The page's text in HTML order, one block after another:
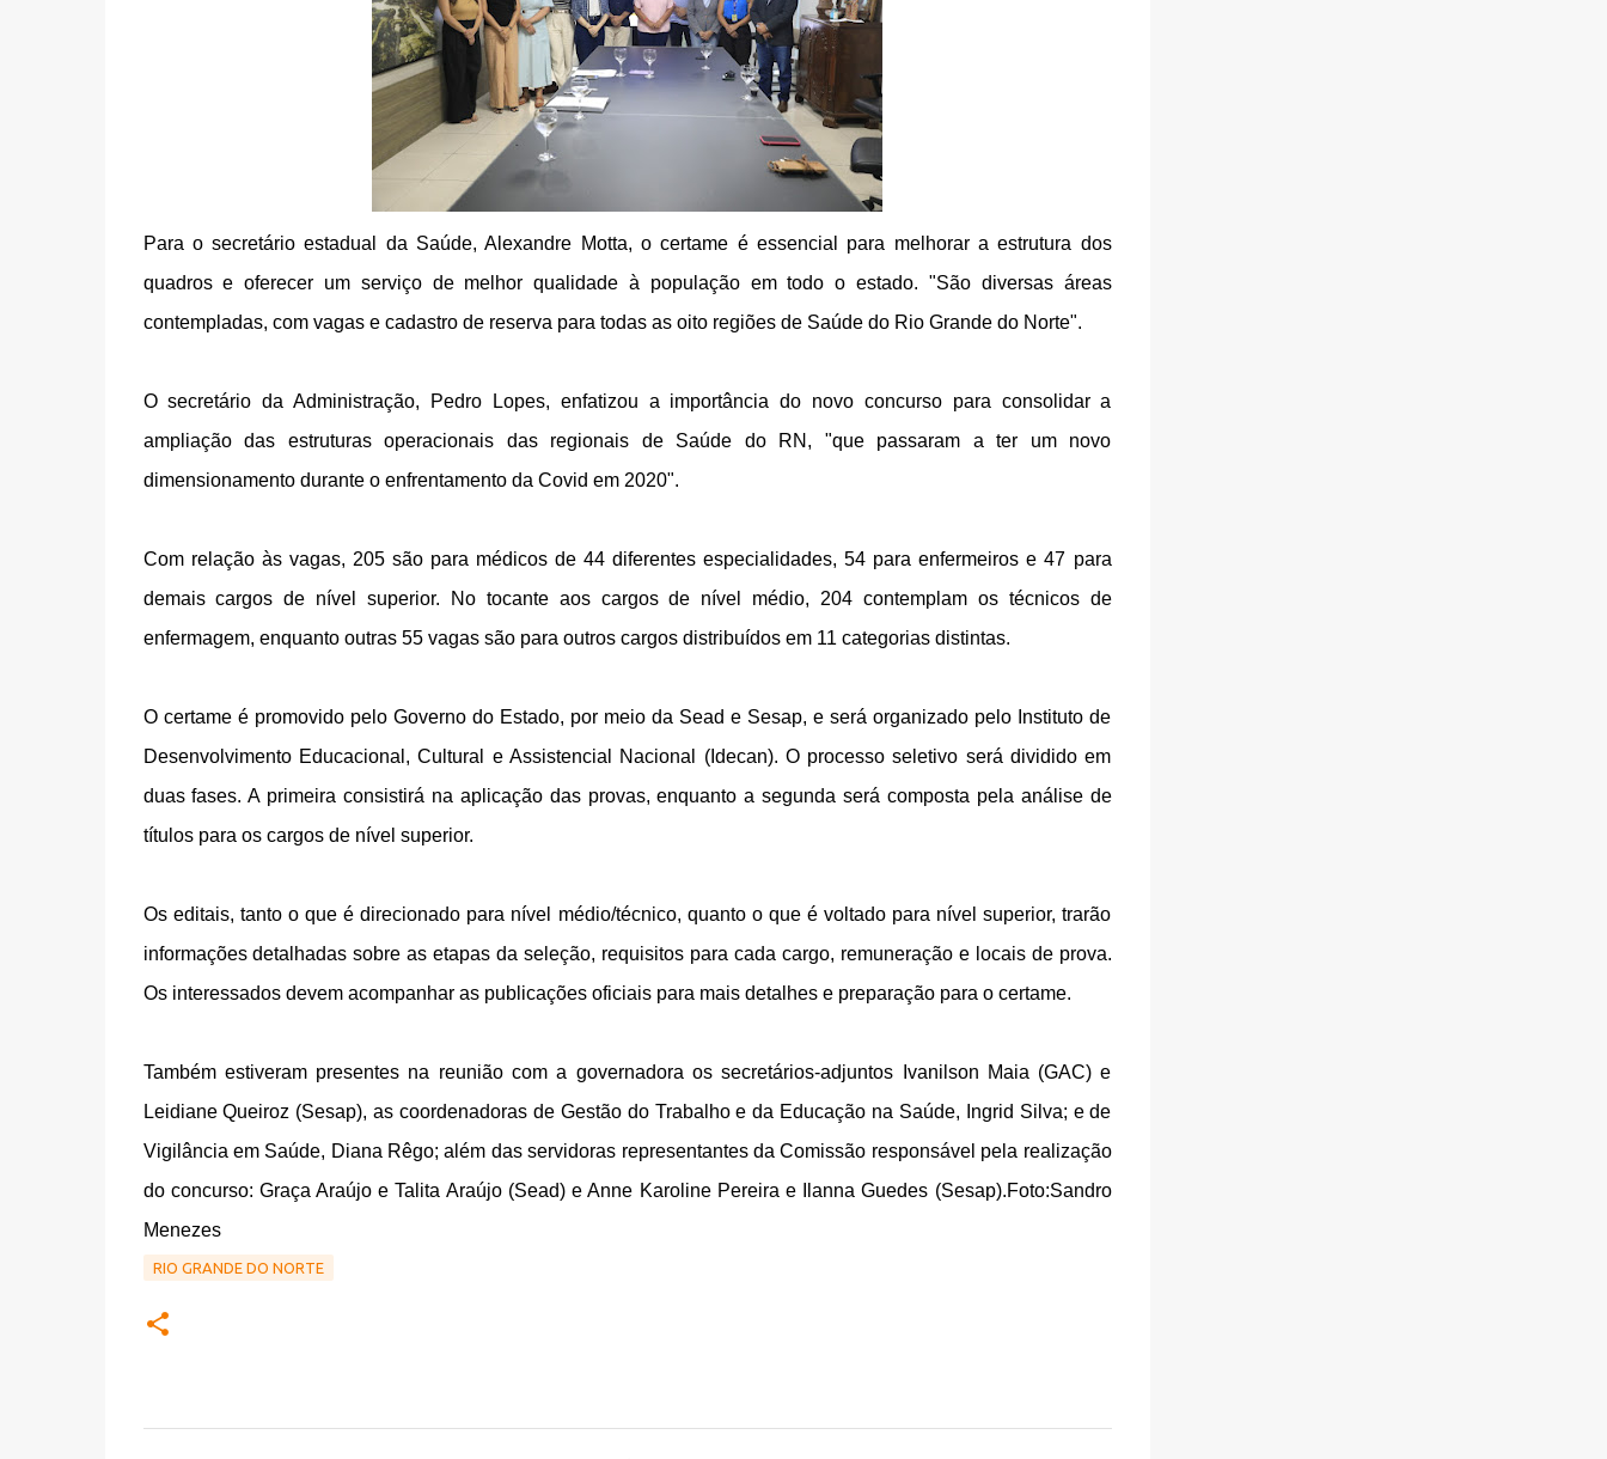
Para o secretário estadual da Saúde, Alexandre Motta, o certame é essencial para melhorar a estrutura dos
quadros e oferecer um serviço de melhor qualidade à população em todo o estado. "São diversas áreas
contempladas, com vagas e cadastro de reserva para todas as oito regiões de Saúde do Rio Grande do Norte".
O secretário da Administração, Pedro Lopes, enfatizou a importância do novo concurso para consolidar a
ampliação das estruturas operacionais das regionais de Saúde do RN, "que passaram a ter um novo
dimensionamento durante o enfrentamento da Covid em 2020".
Com relação às vagas, 205 são para médicos de 44 diferentes especialidades, 54 para enfermeiros e 47 para
demais cargos de nível superior. No tocante aos cargos de nível médio, 204 contemplam os técnicos de
enfermagem, enquanto outras 55 vagas são para outros cargos distribuídos em 11 categorias distintas.
O certame é promovido pelo Governo do Estado, por meio da Sead e Sesap, e será organizado pelo Instituto de
Desenvolvimento Educacional, Cultural e Assistencial Nacional (Idecan). O processo seletivo será dividido em
duas fases. A primeira consistirá na aplicação das provas, enquanto a segunda será composta pela análise de
títulos para os cargos de nível superior.
Os editais, tanto o que é direcionado para nível médio/técnico, quanto o que é voltado para nível superior, trarão
informações detalhadas sobre as etapas da seleção, requisitos para cada cargo, remuneração e locais de prova.
Os interessados devem acompanhar as publicações oficiais para mais detalhes e preparação para o certame.
Também estiveram presentes na reunião com a governadora os secretários-adjuntos Ivanilson Maia (GAC) e
Leidiane Queiroz (Sesap), as coordenadoras de Gestão do Trabalho e da Educação na Saúde, Ingrid Silva; e de
Vigilância em Saúde, Diana Rêgo; além das servidoras representantes da Comissão responsável pela realização
do concurso: Graça Araújo e Talita Araújo (Sead) e Anne Karoline Pereira e Ilanna Guedes (Sesap).Foto:Sandro
Menezes
RIO GRANDE DO NORTE